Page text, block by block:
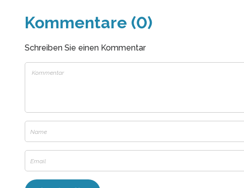
Kommentare (0)
Schreiben Sie einen Kommentar